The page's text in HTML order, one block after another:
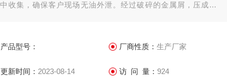
中收集，确保客户现场无油外泄。经过破碎的金属屑，压成饼
产品型号： 厂商性质： 生产厂家
更新时间： 2023-08-14 访 问 量： 924